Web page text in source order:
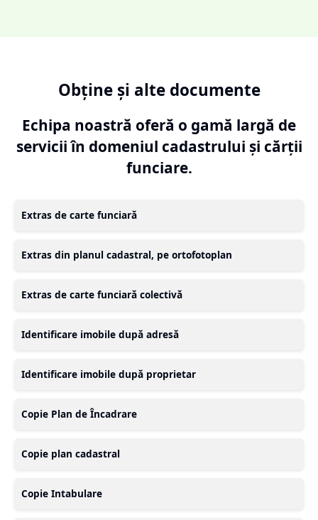
Obține și alte documente
Echipa noastră oferă o gamă largă de
servicii în domeniul cadastrului și cărții
funciare.
Extras de carte funciară
Extras din planul cadastral, pe ortofotoplan
Extras de carte funciară colectivă
Identificare imobile după adresă
Identificare imobile după proprietar
Copie Plan de Încadrare
Copie plan cadastral
Copie Intabulare